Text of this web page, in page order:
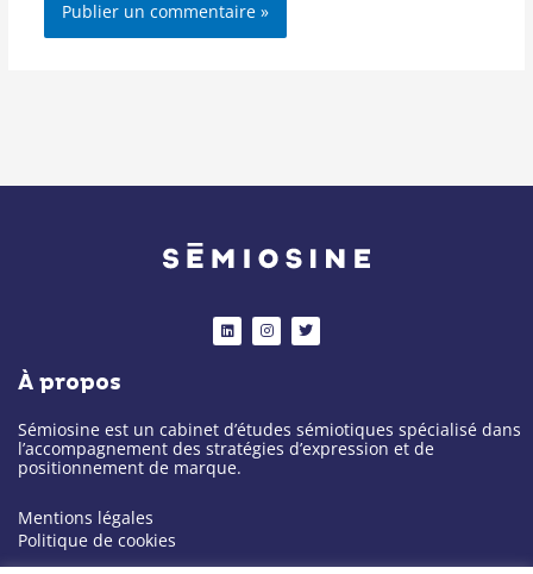
L
i
n
n
I
n
s
a
m
T
w
i
À propos
Sémiosine est un cabinet d’études sémiotiques spécialisé dans
l’accompagnement des stratégies d’expression et de
positionnement de marque.
Mentions légales
Politique de cookies